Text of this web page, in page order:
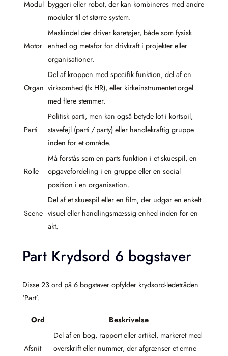
Modul byggeri eller robot, der kan kombineres med andre
moduler til et større system.
Motor
Maskindel der driver køretøjer, både som fysisk
enhed og metafor for drivkraft i projekter eller
organisationer.
Organ
Del af kroppen med specifik funktion, del af en
virksomhed (fx HR), eller kirkeinstrumentet orgel
med flere stemmer.
Parti
Politisk parti, men kan også betyde lot i kortspil,
stavefejl (parti / party) eller handlekraftig gruppe
inden for et område.
Rolle
Må forstås som en parts funktion i et skuespil, en
opgavefordeling i en gruppe eller en social
position i en organisation.
Scene
Del af et skuespil eller en film, der udgør en enkelt
visuel eller handlingsmæssig enhed inden for en
akt.
Part Krydsord 6 bogstaver
Disse 23 ord på 6 bogstaver opfylder krydsord-ledetråden
‘Part’.
Ord Beskrivelse
Afsnit
Del af en bog, rapport eller artikel, markeret med
overskrift eller nummer, der afgrænser et emne